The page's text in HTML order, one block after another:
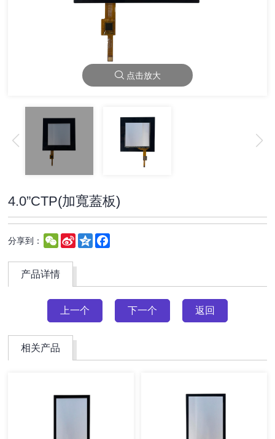
点击放大
4.0”CTP(加寬蓋板)
分享到： WeChat
Sina
Weibo
Qzone
产品详情
上一个 下一个 返回
相关产品